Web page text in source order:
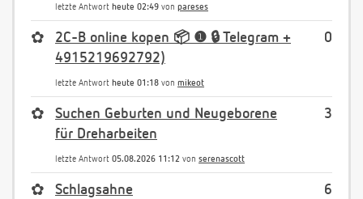
letzte Antwort heute 02:49 von pareses
0
✿
2C-B online kopen 📦 ❶ 🔒 Telegram +
4915219692792)
letzte Antwort heute 01:18 von mikeot
3
✿
Suchen Geburten und Neugeborene
für Dreharbeiten
letzte Antwort 05.08.2026 11:12 von serenascott
6
✿ Schlagsahne